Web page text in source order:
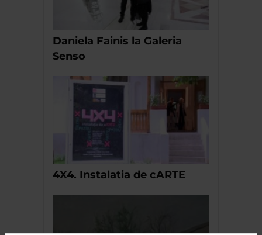
Daniela Fainis la Galeria
Senso
4X4. Instalatia de cARTE